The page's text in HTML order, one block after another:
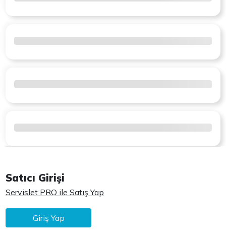
Satıcı Girişi
Servislet PRO ile Satış Yap
Giriş Yap